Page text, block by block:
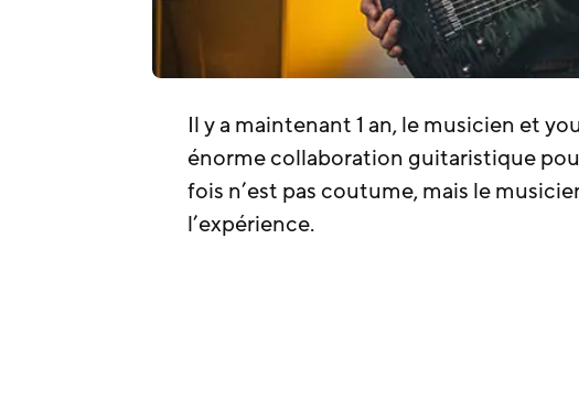
Il y a maintenant 1 an, le musicien et
énorme collaboration guitaristique
fois n’est pas coutume, mais le
l’expérience.